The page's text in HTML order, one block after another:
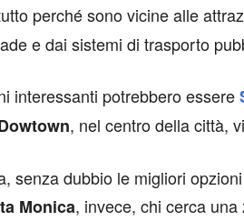
perché sono vicine alle
e dai sistemi di trasporto
interessanti potrebbero essere
, nel centro della città,
senza dubbio le migliori
Monica, invece, chi cerca